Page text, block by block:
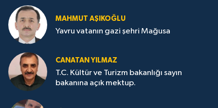
MAHMUT AŞIKOĞLU
Yavru vatanın gazi şehri Mağusa
CANATAN YILMAZ
T.C. Kültür ve Turizm bakanlığı sayın
bakanına açık mektup.